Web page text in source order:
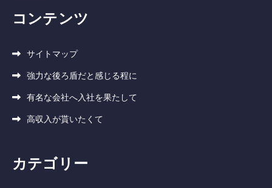
コンテンツ
サイトマップ
強力な後ろ盾だと感じる程に
有名な会社へ入社を果たして
高収入が貰いたくて
カテゴリー